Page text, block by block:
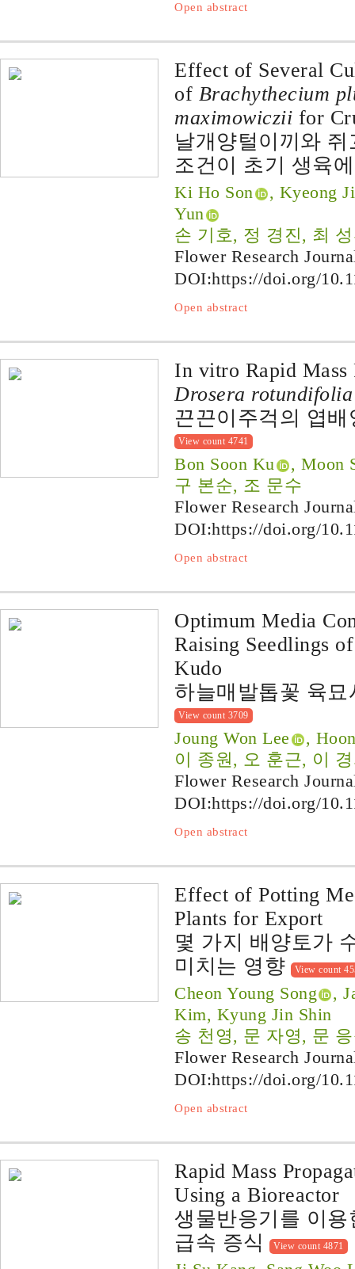
Open abstract
Effect of Several
of Brachythecium
maximowiczii for
날개양털이끼와
조건이 초기 생육
Ki Ho Son
, Kyeong
Yun
손 기호, 정 경진, 최
Flower Research
DOI:https://doi.org/
Open abstract
In vitro Rapid
Drosera rotundifolia
끈끈이주걱의 엽
View count 4741
Bon Soon Ku
, Moon
구 본순, 조 문수
Flower Research
DOI:https://doi.org/
Open abstract
Optimum Media
Raising Seedlings
Kudo
하늘매발톱꽃 육
View count 3709
Joung Won Lee
,
이 종원, 오 훈근, 이
Flower Research
DOI:https://doi.org/
Open abstract
Effect of Potting
Plants for Export
몇 가지 배양토가
미치는 영향
View count
Cheon Young Song
,
Kim, Kyung Jin Shin
송 천영, 문 자영, 문
Flower Research
DOI:https://doi.org/
Open abstract
Rapid Mass
Using a Bioreactor
생물반응기를 이용
급속 증식
View count 4871